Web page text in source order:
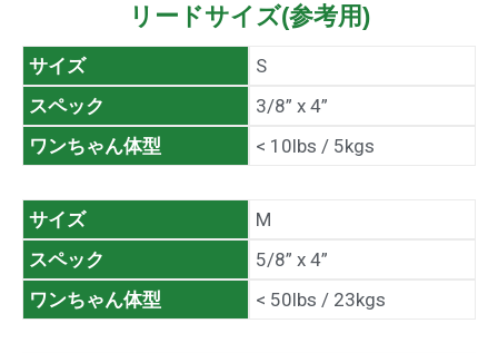
リードサイズ(参考用)
サイズ
スペック
ワンちゃん体型
S
3/8” x 4”
< 10lbs / 5kgs
サイズ
スペック
ワンちゃん体型
M
5/8” x 4”
< 50lbs / 23kgs